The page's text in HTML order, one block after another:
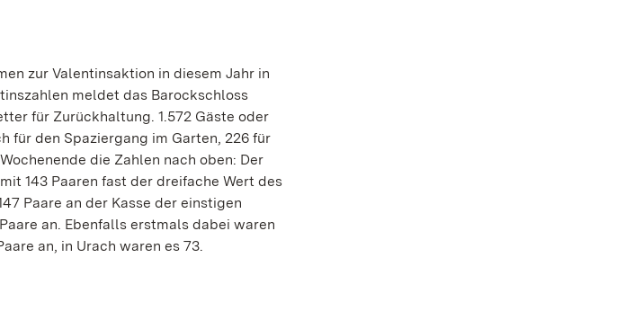
zur Valentinsaktion in diesem Jahr in
meldet das Barockschloss
für Zurückhaltung. 1.572 Gäste oder
für den Spaziergang im Garten, 226 für
die Zahlen nach oben: Der
143 Paaren fast der dreifache Wert des
Paare an der Kasse der einstigen
an. Ebenfalls erstmals dabei waren
an, in Urach waren es 73.